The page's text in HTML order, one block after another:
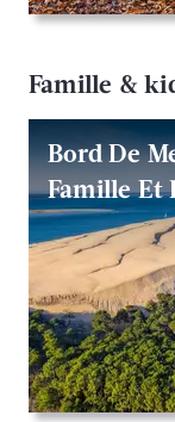
Famille &
Bord De
Famille Et